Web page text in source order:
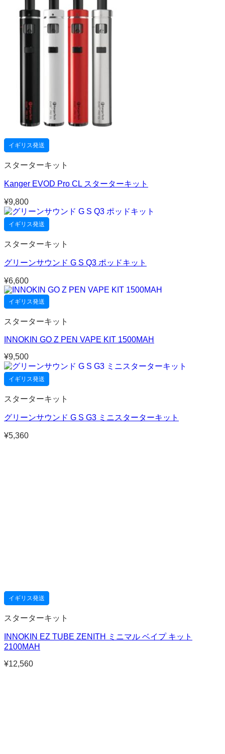
イギリス発送
スターターキット
Kanger EVOD Pro CL スターターキット
¥9,800
イギリス発送
スターターキット
グリーンサウンド G S Q3 ポッドキット
¥6,600
イギリス発送
スターターキット
INNOKIN GO Z PEN VAPE KIT 1500MAH
¥9,500
イギリス発送
スターターキット
グリーンサウンド G S G3 ミニスターターキット
¥5,360
イギリス発送
スターターキット
INNOKIN EZ TUBE ZENITH ミニマル ベイプ キット
2100MAH
¥12,560